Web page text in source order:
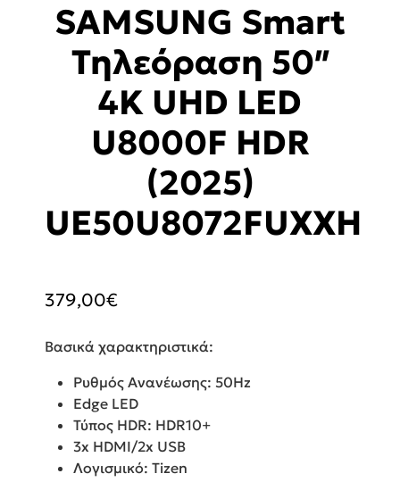
SAMSUNG Smart
Τηλεόραση 50″
4K UHD LED
U8000F HDR
(2025)
UE50U8072FUXXH
379,00€
Βασικά χαρακτηριστικά:
Ρυθμός Ανανέωσης: 50Hz
Edge LED
Τύπος HDR: HDR10+
3x HDMI/2x USB
Λογισμικό: Tizen